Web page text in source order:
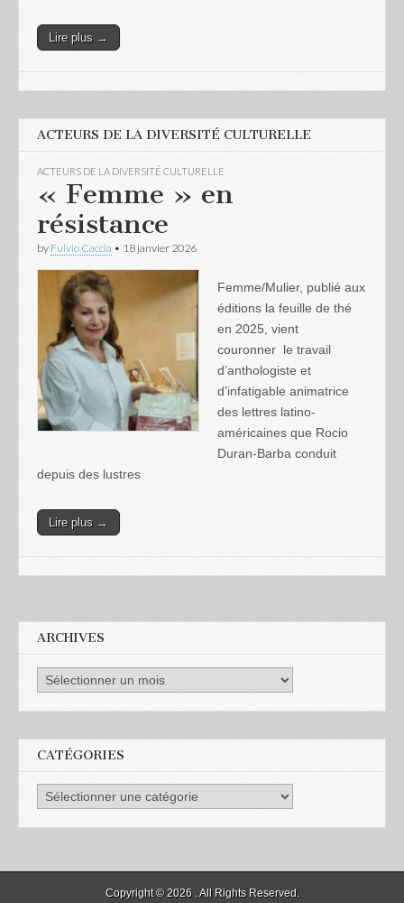
Lire plus →
ACTEURS DE LA DIVERSITÉ CULTURELLE
ACTEURS DE LA DIVERSITÉ CULTURELLE
« Femme » en
résistance
by Fulvio Caccia • 18 janvier 2026
Femme/Mulier, publié aux
éditions la feuille de thé
en 2025, vient
couronner le travail
d’anthologiste et
d’infatigable animatrice
des lettres latino-
américaines que Rocio
Duran-Barba conduit
depuis des lustres
Lire plus →
ARCHIVES
CATÉGORIES
Copyright © 2026 . All Rights Reserved.